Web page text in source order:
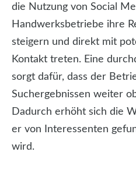
die Nutzung von Social
Handwerksbetriebe ihre
steigern und direkt mit
Kontakt treten. Eine
sorgt dafür, dass der
Suchergebnissen weiter
Dadurch erhöht sich die
er von Interessenten
wird.